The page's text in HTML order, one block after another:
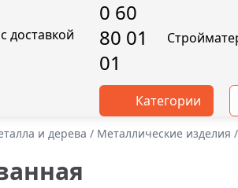
0 60
80 01
01
Категории
и дерева / Mеталлические изделия /